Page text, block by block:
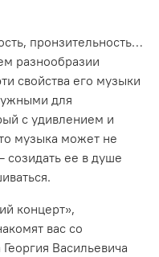
пронзительность…
разнообразии
свойства его музыки
для
с удивлением и
музыка может не
созидать ее в душе
концерт»,
вас со
Васильевича